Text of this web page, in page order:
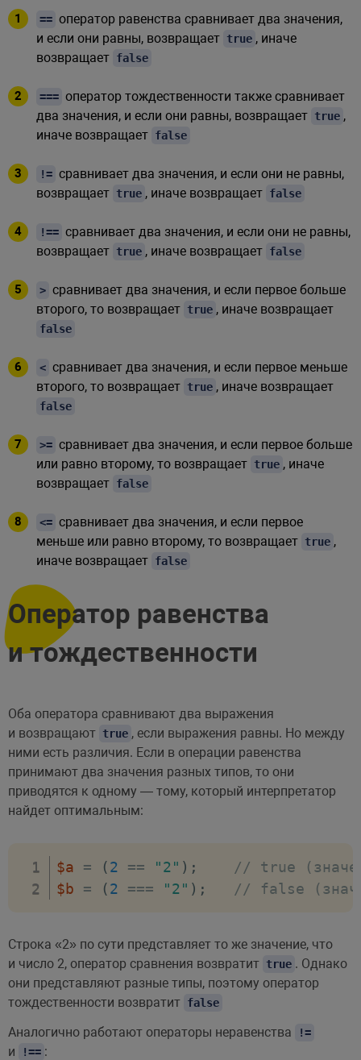
== оператор равенства сравнивает два значения,
и если они равны, возвращает true , иначе
возвращает false
=== оператор тождественности также сравнивает
два значения, и если они равны, возвращает true ,
иначе возвращает false
!= сравнивает два значения, и если они не равны,
возвращает true , иначе возвращает false
!== сравнивает два значения, и если они не равны,
возвращает true , иначе возвращает false
> сравнивает два значения, и если первое больше
второго, то возвращает true , иначе возвращает
false
< сравнивает два значения, и если первое меньше
второго, то возвращает true , иначе возвращает
false
>= сравнивает два значения, и если первое больше
или равно второму, то возвращает true , иначе
возвращает false
<= сравнивает два значения, и если первое
меньше или равно второму, то возвращает true ,
иначе возвращает false
Оператор равенства
и тождественности
Оба оператора сравнивают два выражения
и возвращают true , если выражения равны. Но между
ними есть различия. Если в операции равенства
принимают два значения разных типов, то они
приводятся к одному — тому, который интерпретатор
найдет оптимальным:
$a = (2 == "2" ) ;
// true
$b
= (2 === "2" ) ; // false
Строка «2» по сути представляет то же значение, что
и число 2, оператор сравнения возвратит true . Однако
они представляют разные типы, поэтому оператор
тождественности возвратит false
Аналогично работают операторы неравенства !=
и !== :